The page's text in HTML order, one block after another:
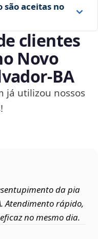
aceitas no
clientes
Novo
já utilizou nossos
da pia
Atendimento rápido,
no mesmo dia.